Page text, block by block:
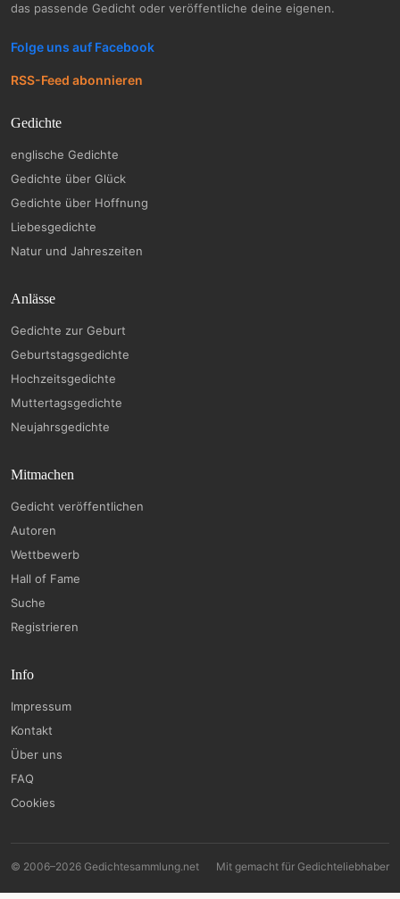
das passende Gedicht oder veröffentliche deine eigenen.
Folge uns auf Facebook
RSS-Feed abonnieren
Gedichte
englische Gedichte
Gedichte über Glück
Gedichte über Hoffnung
Liebesgedichte
Natur und Jahreszeiten
Anlässe
Gedichte zur Geburt
Geburtstagsgedichte
Hochzeitsgedichte
Muttertagsgedichte
Neujahrsgedichte
Mitmachen
Gedicht veröffentlichen
Autoren
Wettbewerb
Hall of Fame
Suche
Registrieren
Info
Impressum
Kontakt
Über uns
FAQ
Cookies
© 2006–2026 Gedichtesammlung.net Mit gemacht für Gedichteliebhaber